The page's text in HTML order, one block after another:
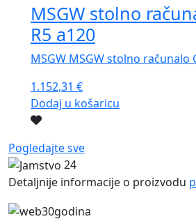
MSGW stolno
R5 a120
MSGW MSGW stolno računalo
1.152,31 €
Dodaj u košaricu
Pogledajte sve
24
Detaljnije informacije o proizvodu